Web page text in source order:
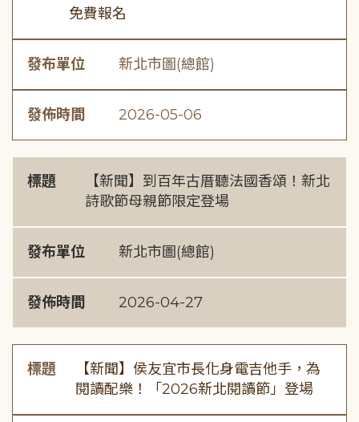
免費報名
發布單位 新北市圖(總館)
發佈時間 2026-05-06
標題
【新聞】到百年古厝聽法國香頌！新北
詩歌節母親節限定登場
發布單位 新北市圖(總館)
發佈時間 2026-04-27
標題
【新聞】侯友宜市長化身電吉他手，為
閱讀配樂！「2026新北閱讀節」登場